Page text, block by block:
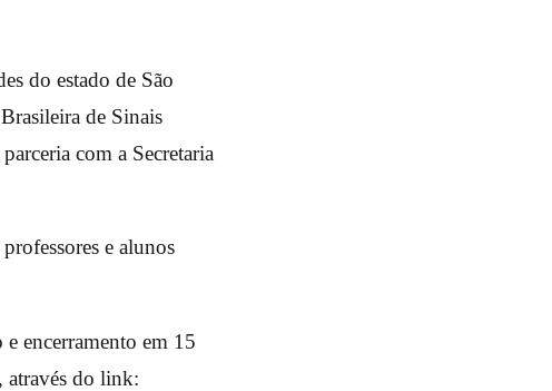
do estado de São
de Sinais
com a Secretaria
e alunos
encerramento em 15
através do link: